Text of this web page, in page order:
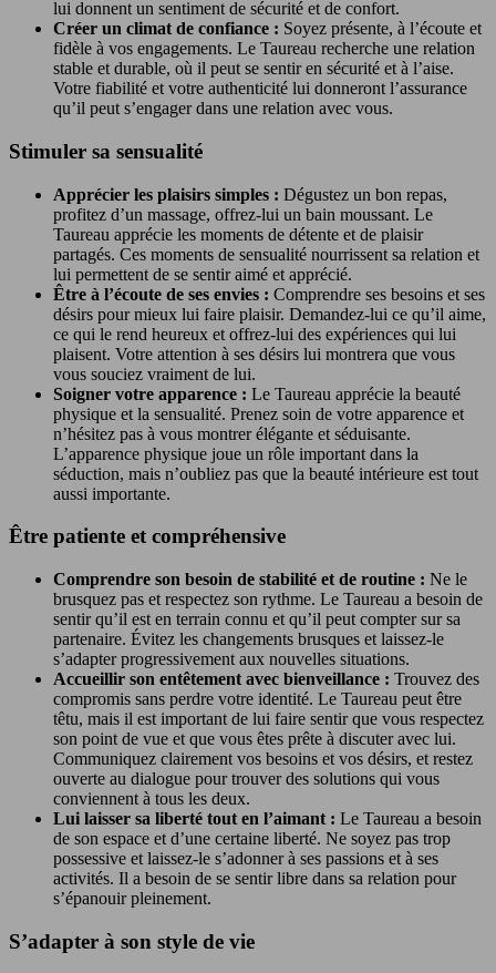
lui donnent un sentiment de sécurité et de confort.
Créer un climat de confiance : Soyez présente, à l’écoute et
fidèle à vos engagements. Le Taureau recherche une relation
stable et durable, où il peut se sentir en sécurité et à l’aise.
Votre fiabilité et votre authenticité lui donneront l’assurance
qu’il peut s’engager dans une relation avec vous.
Stimuler sa sensualité
Apprécier les plaisirs simples : Dégustez un bon repas,
profitez d’un massage, offrez-lui un bain moussant. Le
Taureau apprécie les moments de détente et de plaisir
partagés. Ces moments de sensualité nourrissent sa relation et
lui permettent de se sentir aimé et apprécié.
Être à l’écoute de ses envies : Comprendre ses besoins et ses
désirs pour mieux lui faire plaisir. Demandez-lui ce qu’il aime,
ce qui le rend heureux et offrez-lui des expériences qui lui
plaisent. Votre attention à ses désirs lui montrera que vous
vous souciez vraiment de lui.
Soigner votre apparence : Le Taureau apprécie la beauté
physique et la sensualité. Prenez soin de votre apparence et
n’hésitez pas à vous montrer élégante et séduisante.
L’apparence physique joue un rôle important dans la
séduction, mais n’oubliez pas que la beauté intérieure est tout
aussi importante.
Être patiente et compréhensive
Comprendre son besoin de stabilité et de routine : Ne le
brusquez pas et respectez son rythme. Le Taureau a besoin de
sentir qu’il est en terrain connu et qu’il peut compter sur sa
partenaire. Évitez les changements brusques et laissez-le
s’adapter progressivement aux nouvelles situations.
Accueillir son entêtement avec bienveillance : Trouvez des
compromis sans perdre votre identité. Le Taureau peut être
têtu, mais il est important de lui faire sentir que vous respectez
son point de vue et que vous êtes prête à discuter avec lui.
Communiquez clairement vos besoins et vos désirs, et restez
ouverte au dialogue pour trouver des solutions qui vous
conviennent à tous les deux.
Lui laisser sa liberté tout en l’aimant : Le Taureau a besoin
de son espace et d’une certaine liberté. Ne soyez pas trop
possessive et laissez-le s’adonner à ses passions et à ses
activités. Il a besoin de se sentir libre dans sa relation pour
s’épanouir pleinement.
S’adapter à son style de vie